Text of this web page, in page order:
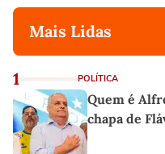
Mais Lidas
1 POLÍTICA
Quem é
chapa de